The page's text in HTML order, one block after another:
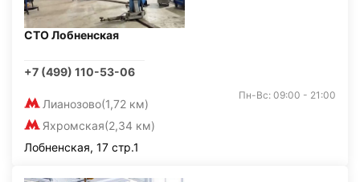
СТО Лобненская
+7 (499) 110-53-06
Лианозово(1,72 км)
Яхромская(2,34 км)
Пн-Вс: 09:00 - 21:00
Лобненская, 17 стр.1